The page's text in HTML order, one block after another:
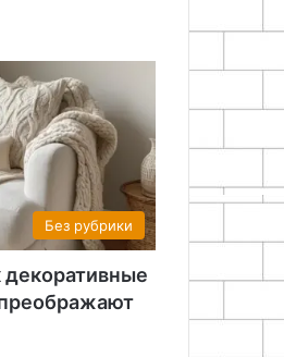
Без рубрики
декоративные